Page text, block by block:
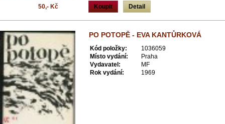
Koupit Detail
50,- Kč
PO POTOPĚ - EVA KANTŮRKOVÁ
Kód položky:
1036059
Místo vydání:
Praha
Vydavatel:
MF
Rok vydání:
1969